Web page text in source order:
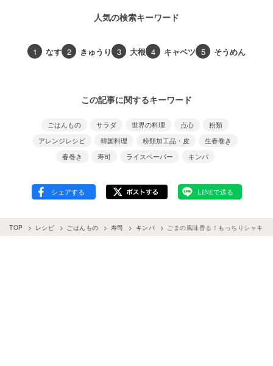
人気の検索キーワード
1 なす 2 きゅうり 3 大根 4 キャベツ 5 そうめん
この記事に関するキーワード
ごはんもの サラダ 世界の料理 点心
粉類
アレンジレシピ
韓国料理 粉類加工品・皮
生春巻き
春巻き
寿司 ライスペーパー キンパ
TOP レシピ ごはんもの 寿司 キンパ ごまの風味香る！もっちりシャキシ